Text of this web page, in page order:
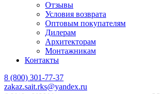
Отзывы
Условия возврата
Оптовым покупателям
Дилерам
Архитекторам
Монтажникам
Контакты
8 (800) 301-77-37
zakaz.sait.rks@yandex.ru